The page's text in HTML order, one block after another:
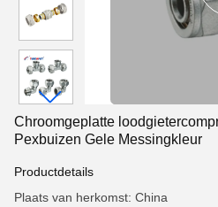
Chroomgeplatte
Pexbuizen Gele Messingkleur
Productdetails
Plaats van herkomst: China